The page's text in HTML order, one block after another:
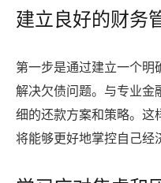
建立良好的财务
第一步是通过建立一个明
解决欠债问题。与专业金
细的还款方案和策略。这
将能够更好地掌控自己经